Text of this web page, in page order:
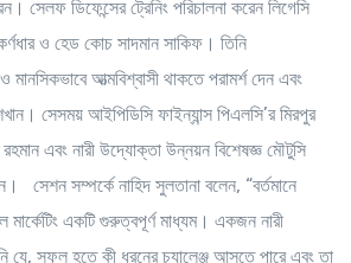
সেলফ ডিফেন্সের ট্রেনিং পরিচালনা করেন লিগেসি
ও হেড কোচ সাদমান সাকিফ । তিনি
মানসিকভাবে আত্মবিশ্বাসী থাকতে পরামর্শ দেন এবং
সেসময় আইপিডিসি ফাইন্যান্স পিএলসি’র মিরপুর
রহমান এবং নারী উদ্যোক্তা উন্নয়ন বিশেষজ্ঞ মৌটুসি
সেশন সম্পর্কে নাহিদ সুলতানা বলেন, “বর্তমানে
একটি গুরুত্বপূর্ণ মাধ্যম। একজন নারী
যে, সফল হতে কী ধরনের চ্যালেঞ্জ আসতে পারে এবং তা